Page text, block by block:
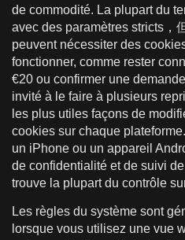
de commodité. La plupart du
avec des paramètres stricts，
peuvent nécessiter des
fonctionner, comme rester
€20 ou confirmer une
invité à le faire à plusieurs
les plus utiles façons de
cookies sur chaque
un iPhone ou un appareil
de confidentialité et de suivi
trouve la plupart du contrôle
Les règles du système sont
lorsque vous utilisez une vue